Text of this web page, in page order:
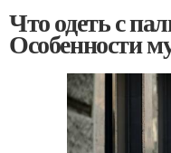
Что одеть с
Особенности